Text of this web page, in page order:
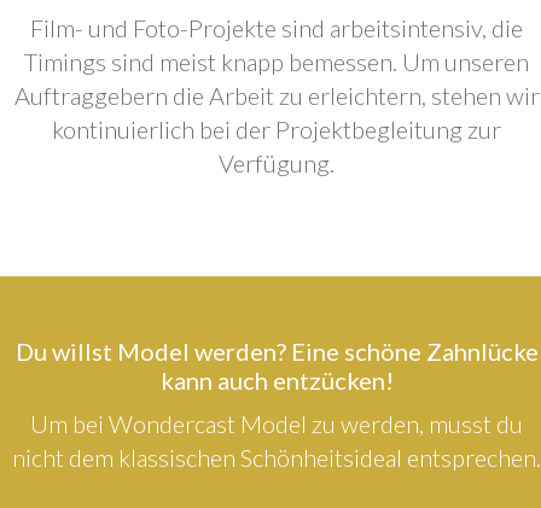
Film- und Foto-Projekte sind arbeitsintensiv, die
Timings sind meist knapp bemessen. Um unseren
Auftraggebern die Arbeit zu erleichtern, stehen wir
kontinuierlich bei der Projektbegleitung zur
Verfügung.
Du willst Model werden? Eine schöne Zahnlücke
kann auch entzücken!
Um bei Wondercast Model zu werden, musst du
nicht dem klassischen Schönheitsideal entsprechen.